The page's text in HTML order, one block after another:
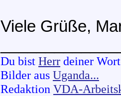
Viele Grüße,
Du bist Herr deiner
Bilder aus Uganda...
Redaktion VDA-